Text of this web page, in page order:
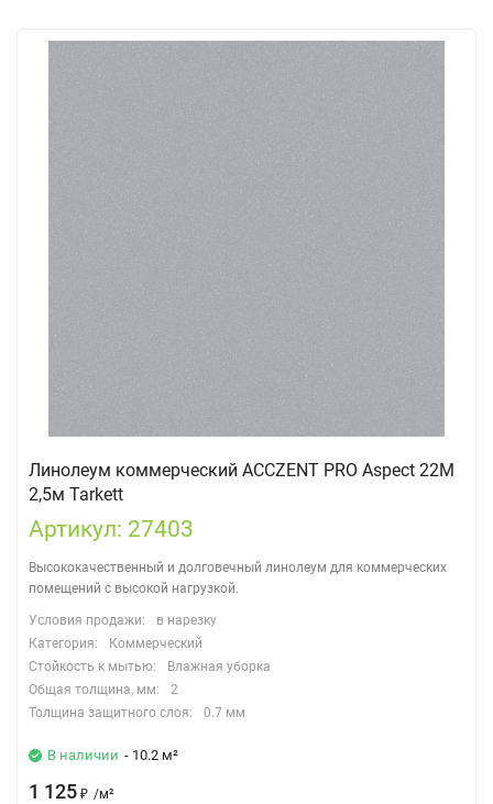
Линолеум коммерческий ACCZENT PRO Aspect 22M
2,5м Tarkett
Артикул: 27403
Высококачественный и долговечный линолеум для коммерческих
помещений с высокой нагрузкой.
Условия продажи:
в нарезку
Категория:
Коммерческий
Стойкость к мытью:
Влажная уборка
Общая толщина, мм:
2
Толщина защитного слоя:
0.7 мм
В наличии - 10.2 м²
1 125 ₽ /м²